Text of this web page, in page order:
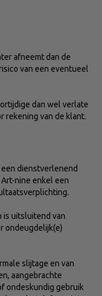
afneemt dan de
van een eventueel
dan wel verlate
rekening van de klant.
dienstverlenend
nine enkel een
is uitsluitend van
ondeugdelijk(e)
slijtage en van
aangebrachte
ondeskundig gebruik